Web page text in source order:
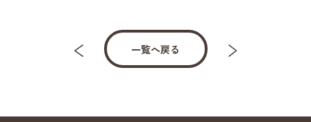
一覧へ戻る